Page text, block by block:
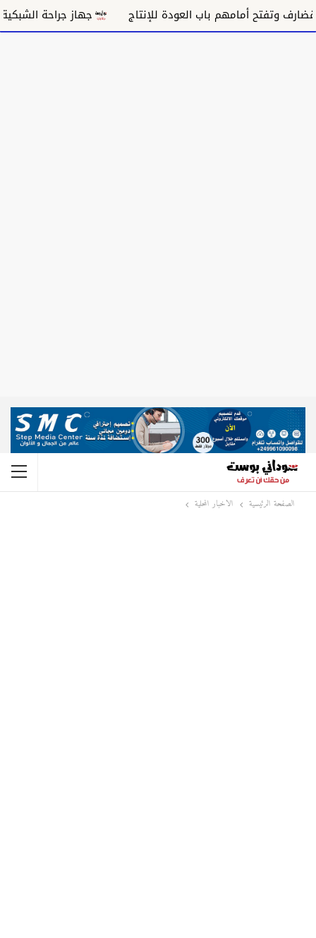
جهاز جراحة الشبكية
الصفحة الرئيسية الاخبار المحلية